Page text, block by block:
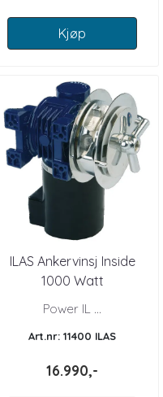
Kjøp
ILAS Ankervinsj Inside
1000 Watt
Power IL ...
Art.nr: 11400 ILAS
16.990,-